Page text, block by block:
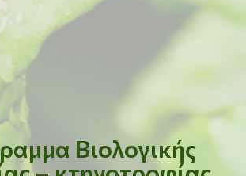
Βιολογικής